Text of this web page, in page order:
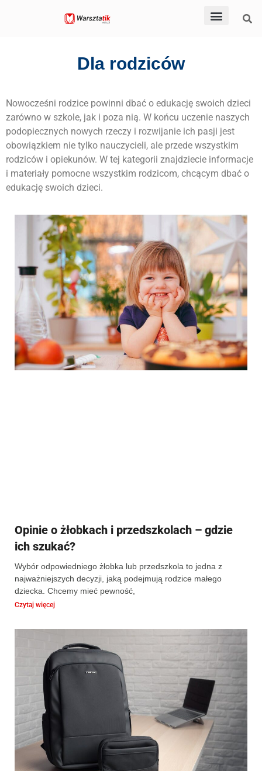
Dla rodziców
Nowocześni rodzice powinni dbać o edukację swoich dzieci
zarówno w szkole, jak i poza nią. W końcu uczenie naszych
podopiecznych nowych rzeczy i rozwijanie ich pasji jest
obowiązkiem nie tylko nauczycieli, ale przede wszystkim
rodziców i opiekunów. W tej kategorii znajdziecie informacje
i materiały pomocne wszystkim rodzicom, chcącym dbać o
edukację swoich dzieci.
Opinie o żłobkach i przedszkolach – gdzie
ich szukać?
Wybór odpowiedniego żłobka lub przedszkola to jedna z
najważniejszych decyzji, jaką podejmują rodzice małego
dziecka. Chcemy mieć pewność,
Czytaj więcej